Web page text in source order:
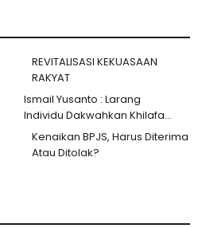
REVITALISASI KEKUASAAN
RAKYAT
Ismail Yusanto : Larang
Individu Dakwahkan Khilafa...
Kenaikan BPJS, Harus Diterima
Atau Ditolak?